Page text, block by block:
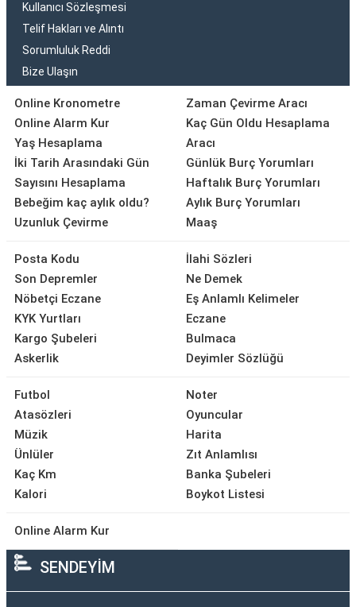
Kullanıcı Sözleşmesi
Telif Hakları ve Alıntı
Sorumluluk Reddi
Bize Ulaşın
Online Kronometre
Online Alarm Kur
Yaş Hesaplama
İki Tarih Arasındaki Gün
Sayısını Hesaplama
Bebeğim kaç aylık oldu?
Uzunluk Çevirme
Zaman Çevirme Aracı
Kaç Gün Oldu Hesaplama
Aracı
Günlük Burç Yorumları
Haftalık Burç Yorumları
Aylık Burç Yorumları
Maaş
Posta Kodu
Son Depremler
Nöbetçi Eczane
KYK Yurtları
Kargo Şubeleri
Askerlik
İlahi Sözleri
Ne Demek
Eş Anlamlı Kelimeler
Eczane
Bulmaca
Deyimler Sözlüğü
Futbol
Atasözleri
Müzik
Ünlüler
Kaç Km
Kalori
Noter
Oyuncular
Harita
Zıt Anlamlısı
Banka Şubeleri
Boykot Listesi
Online Alarm Kur
SENDEYİM